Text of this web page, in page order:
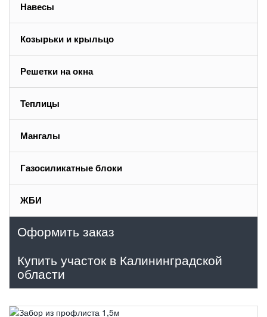
Навесы
Козырьки и крыльцо
Решетки на окна
Теплицы
Мангалы
Газосиликатные блоки
ЖБИ
Оформить заказ
Купить участок в Калининградской
области